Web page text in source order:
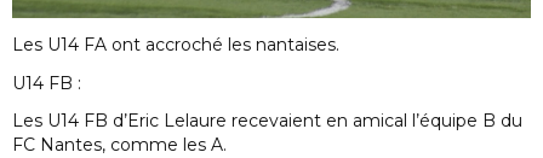
Les U14 FA ont accroché les nantaises.
U14 FB :
Les U14 FB d’Eric Lelaure recevaient en amical l’équipe B du
FC Nantes, comme les A.